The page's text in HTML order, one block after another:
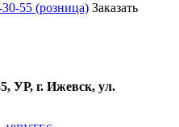
55 (розница) Заказать
УР, г. Ижевск, ул.